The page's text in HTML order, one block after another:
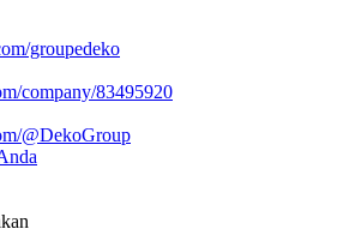
groupedeko
company/83495920
@DekoGroup